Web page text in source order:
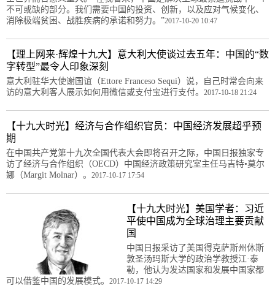
不可或缺的部分。我们需要中国的投资、创新，以及应对气候变化、
消除极端贫困、战胜疾病的承诺和努力。”2017-10-20 10:47
【理上网来·辉煌十九大】意大利大使谈过去五年：中国的“数
字转型”最令人印象深刻
意大利驻华大使谢国谊（Ettore Franceso Sequi）说，自己时常会向来
访的意大利客人展示如何用微信或支付宝进行支付。 2017-10-18 21:24
【十九大时光】经济与合作组织官员：中国经济发展超乎预
期
在中国共产党第十九次全国代表大会即将召开之际，中国日报独家专
访了经济与合作组织（OECD）中国经济政策研究室主任马吉特•莫尔
娜（Margit Molnar）。 2017-10-17 17:54
【十九大时光】美国学者：习近
平使中国成为全球治理主要贡献
国
中国日报采访了美国得克萨斯州休斯
敦圣汤玛斯大学的政治学教授江·泰
勒，他认为发达国家和发展中国家都
可以借鉴中国的发展模式。 2017-10-17 14:29